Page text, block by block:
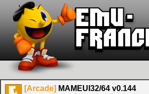
[Arcade] MAMEUI32/64 v0.144